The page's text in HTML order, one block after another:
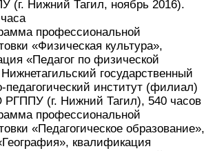
(г. Нижний Тагил, ноябрь 2016).
профессиональной
«Физическая культура»,
«Педагог по физической
Нижнетагильский государственный
педагогический институт (филиал)
(г. Нижний Тагил), 540 часов
профессиональной
«Педагогическое образование»,
квалификация